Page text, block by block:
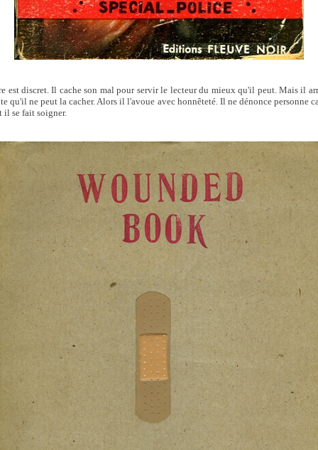
est discret. Il cache son mal pour servir le lecteur du mieux qu'il peut. Mais il
qu'il ne peut la cacher. Alors il l'avoue avec honnêteté. Il ne dénonce personne
il se fait soigner.